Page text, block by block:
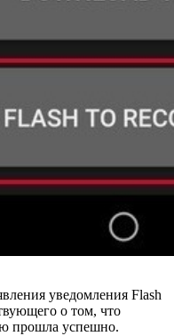
уведомления Flash
о том, что
прошла успешно.